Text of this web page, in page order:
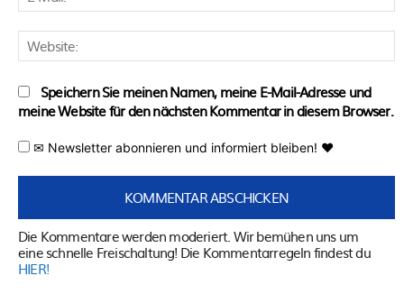
Speichern Sie meinen Namen, meine E-Mail-Adresse und
meine Website für den nächsten Kommentar in diesem Browser.
✉ Newsletter abonnieren und informiert bleiben! ♥
Die Kommentare werden moderiert. Wir bemühen uns um
eine schnelle Freischaltung! Die Kommentarregeln findest du
HIER!